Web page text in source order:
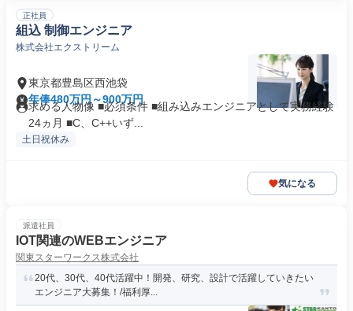
正社員
組込 制御エンジニア
株式会社エクストリーム
東京都豊島区西池袋
年俸480万円～900万円
求める人物像 ■必須条件 ■組み込みエンジニアとして実務経験
24ヵ月 ■C、C++いず...
土日祝休み
気になる
派遣社員
IOT関連のWEBエンジニア
関東スターワークス株式会社
20代、30代、40代活躍中！開発、研究、設計で活躍していきたい
エンジニア大募集！/福利厚...